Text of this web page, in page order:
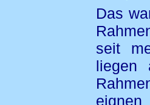
Das
seit
liegen